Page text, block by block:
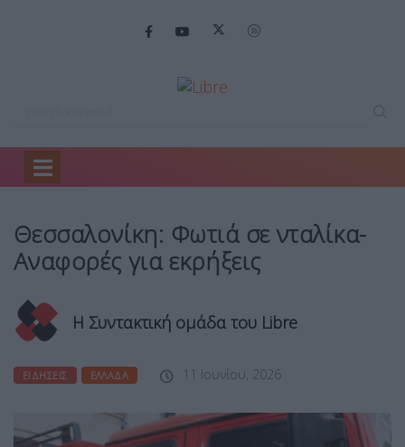
Home
Θεσσαλονίκη: Φωτιά σε νταλίκα-
Αναφορές για εκρήξεις
Η Συντακτική ομάδα του Libre
ΕΙΔΉΣΕΙΣ ΕΛΛΆΔΑ 11 Ιουνίου, 2026